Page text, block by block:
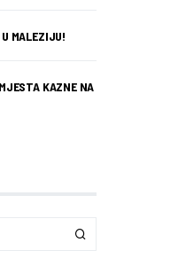
U MALEZIJU!
KAZNE NA